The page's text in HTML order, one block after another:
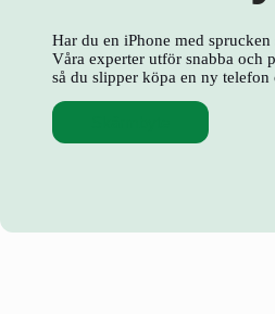
Har du en iPhone med
Våra experter utför snabba och
så du slipper köpa en ny